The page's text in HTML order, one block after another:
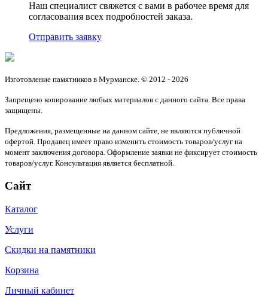
Наш специалист свяжется с вами в рабочее время для
согласования всех подробностей заказа.
Отправить заявку
Изготовление памятников в Мурманске. © 2012 - 2026
Запрещено копирование любых материалов с данного сайта. Все права
защищены.
Предложения, размещенные на данном сайте, не являются публичной
офертой. Продавец имеет право изменить стоимость товаров/услуг на
момент заключения договора. Оформление заявки не фиксирует стоимость
товаров/услуг. Консультация является бесплатной.
Сайт
Каталог
Услуги
Скидки на памятники
Корзина
Личный кабинет